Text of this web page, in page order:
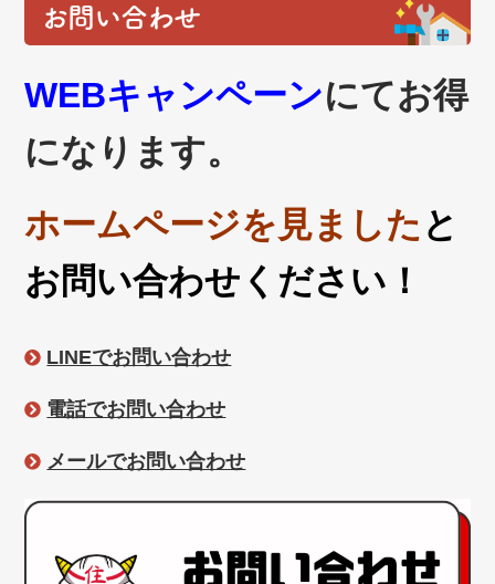
お問い合わせ
WEBキャンペーンにてお得
になります。
ホームページを見ました と
お問い合わせください！
LINEでお問い合わせ
電話でお問い合わせ
メールでお問い合わせ